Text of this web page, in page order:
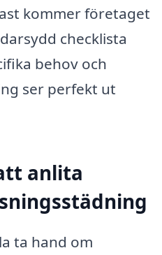
kommer företaget
checklista
behov och
ser perfekt ut
anlita
ta hand om